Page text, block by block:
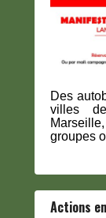
Des
villes
groupes
Actions